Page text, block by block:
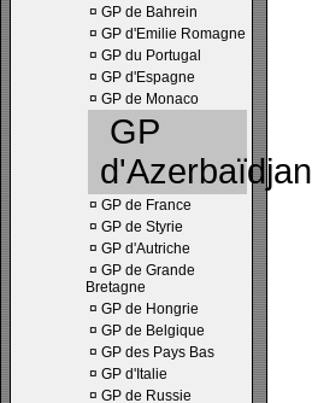
¤ GP de Bahrein
¤ GP d'Emilie Romagne
¤ GP du Portugal
¤ GP d'Espagne
¤ GP de Monaco
GP
d'Azerbaïdjan
¤ GP de France
¤ GP de Styrie
¤ GP d'Autriche
¤ GP de Grande
Bretagne
¤ GP de Hongrie
¤ GP de Belgique
¤ GP des Pays Bas
¤ GP d'Italie
¤ GP de Russie